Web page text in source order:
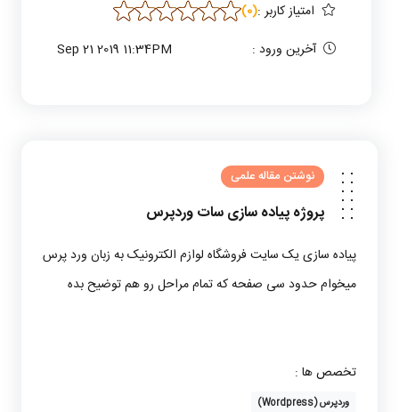
نوشتن مقاله علمی
پروژهپیاده سازی سات وردپرس
پیاده سازی یک سایت فروشگاه لوازم الکترونیک به زبان ورد پرس
میخوام حدود سی صفحه که تمام مراحل رو هم توضیح بده
تخصص ها :
وردپرس (Wordpress)
امتیاز کاربر (0):
آخرین ورود :
Sep 21 2019 11:34PM